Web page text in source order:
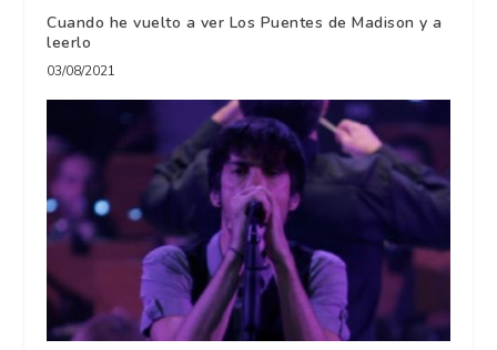
Cuando he vuelto a ver Los Puentes de Madison y a
leerlo
03/08/2021